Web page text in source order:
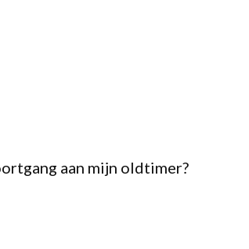
aan mijn oldtimer?